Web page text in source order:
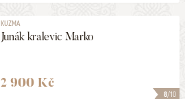
8/10
KUZMA
Junák kralevic Marko
2 900 Kč